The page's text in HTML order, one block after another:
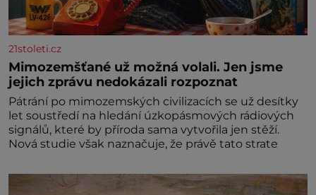
21stoleti.cz
Mimozemšťané už možná volali. Jen jsme
jejich zprávu nedokázali rozpoznat
Pátrání po mimozemských civilizacích se už desítky
let soustředí na hledání úzkopásmových rádiových
signálů, které by příroda sama vytvořila jen stěží.
Nová studie však naznačuje, že právě tato strate